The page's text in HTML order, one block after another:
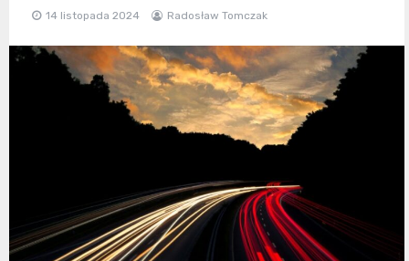
14 listopada 2024 Radosław Tomczak